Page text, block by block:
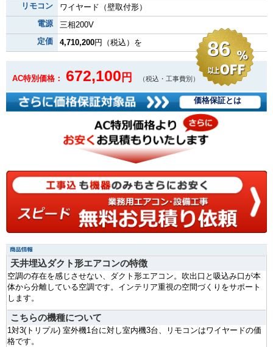
リモコン
ワイヤード（壁取付形）
電源
三相200V
定価
4,710,200円（税込）を 86
AC特別価格： 672,100 円 （税込・工事費別）
価格保証とは
天井埋込ダクト形エアコンの特徴
空調の存在を感じさせない、ダクト形エアコン。吹出口と吸込み口が本
体から分離している空調です。インテリア重視の空間づくりをサポート
します。
こちらの機種について
1対3(トリプル) 室外機1台に対し室内機3台、リモコンはワイヤードの価
格です。